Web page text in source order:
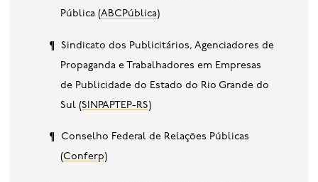
Pública (ABCPública)
Sindicato dos Publicitários, Agenciadores de
Propaganda e Trabalhadores em Empresas
de Publicidade do Estado do Rio Grande do
Sul (SINPAPTEP-RS)
Conselho Federal de Relações Públicas
(Conferp)